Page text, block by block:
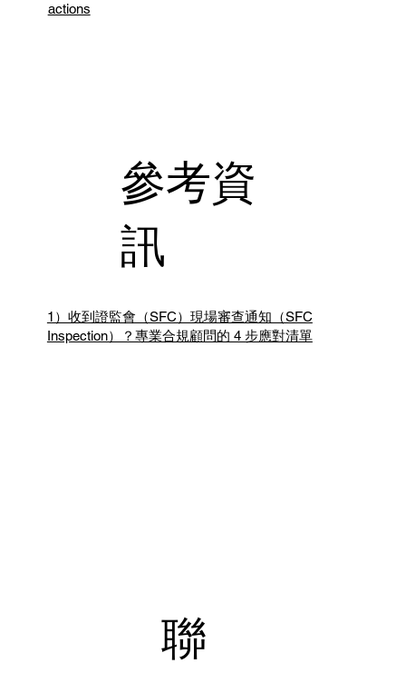
actions
參考資
訊
1）收到證監會（SFC）現場審查通知（SFC
Inspection）？專業合規顧問的 4 步應對清單
聯